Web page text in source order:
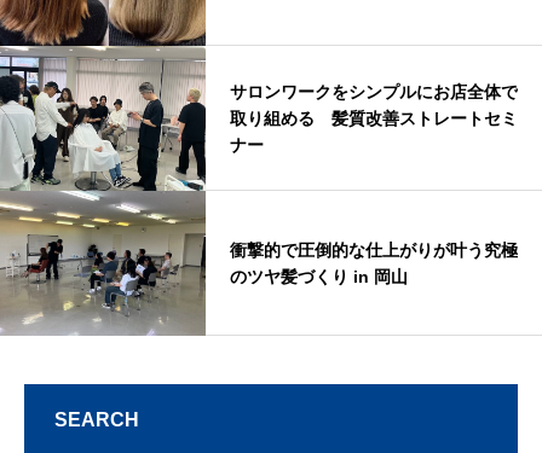
サロンワークをシンプルにお店全体で
取り組める 髪質改善ストレートセミ
ナー
衝撃的で圧倒的な仕上がりが叶う究極
のツヤ髪づくり in 岡山
SEARCH